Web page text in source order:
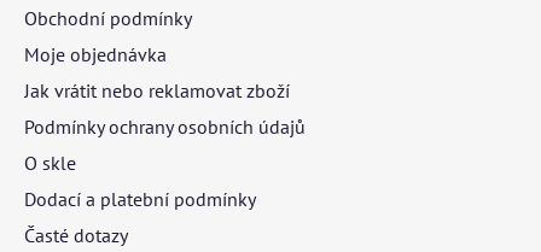
Obchodní podmínky
Moje objednávka
Jak vrátit nebo reklamovat zboží
Podmínky ochrany osobních údajů
O skle
Dodací a platební podmínky
Časté dotazy